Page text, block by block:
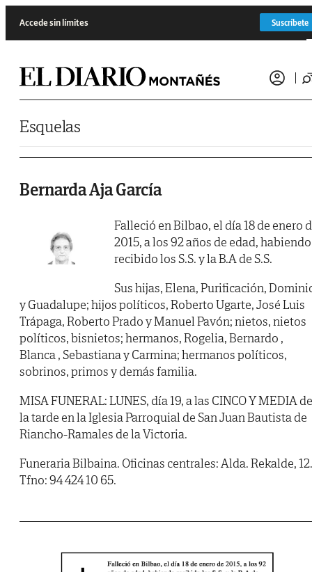
Accede sin límites Suscríbete
Esquelas
Bernarda Aja García
Falleció en Bilbao, el día 18 de enero
2015, a los 92 años de edad, habiendo
recibido los S.S. y la B.A de S.S.
Sus hijas, Elena, Purificación,
y Guadalupe; hijos políticos, Roberto Ugarte, José Luis
Trápaga, Roberto Prado y Manuel Pavón; nietos, nietos
políticos, bisnietos; hermanos, Rogelia, Bernardo ,
Blanca , Sebastiana y Carmina; hermanos políticos,
sobrinos, primos y demás familia.
MISA FUNERAL: LUNES, día 19, a las CINCO Y MEDIA de
la tarde en la Iglesia Parroquial de San Juan Bautista de
Riancho-Ramales de la Victoria.
Funeraria Bilbaina. Oficinas centrales: Alda. Rekalde, 12.
Tfno: 94 424 10 65.